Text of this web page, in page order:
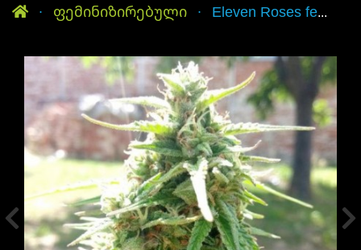
მთავარიფემინიზირებული Eleven Roses feminised Ganja Seeds Fast Version